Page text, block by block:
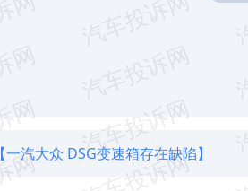
【一汽大众 DSG变速箱存在缺陷】